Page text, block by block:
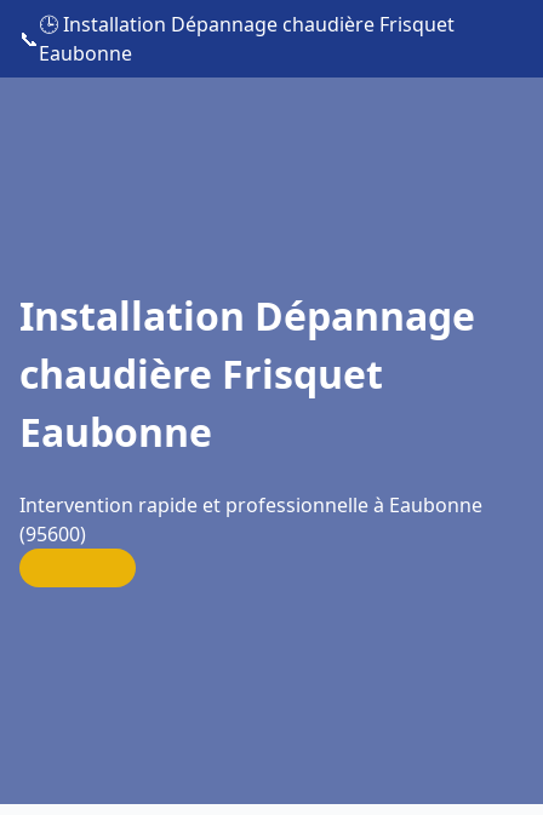
📞
🕒 Installation Dépannage chaudière Frisquet
Eaubonne
Installation Dépannage
chaudière Frisquet
Eaubonne
Intervention rapide et professionnelle à Eaubonne
(95600)